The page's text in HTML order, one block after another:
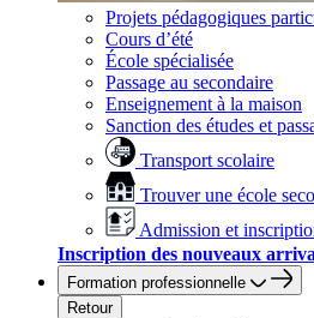
Projets pédagogiques
Cours d’été
École spécialisée
Passage au secondaire
Enseignement à la maison
Sanction des études et
Transport scolaire
Trouver une école
Admission et
Inscription des nouveaux
Formation professionnelle
Retour